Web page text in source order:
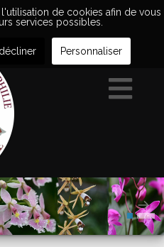
de cookies afin de vous
services possibles.
Personnaliser